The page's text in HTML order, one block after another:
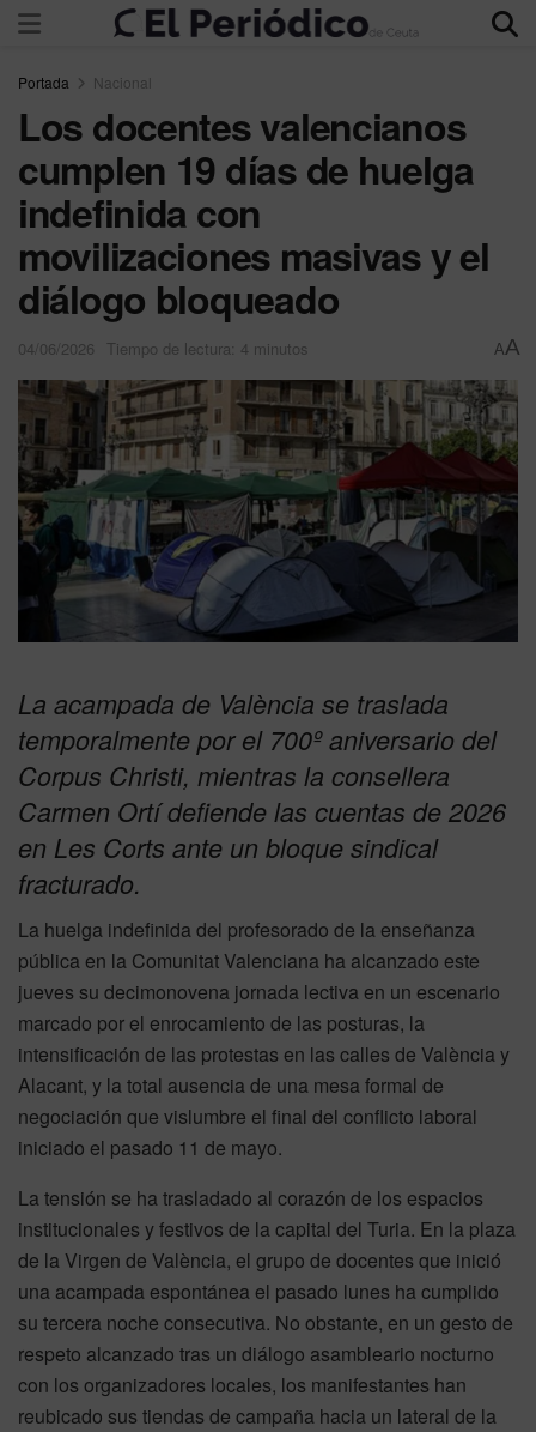
Portada Nacional
Los docentes valencianos
cumplen 19 días de huelga
indefinida con
movilizaciones masivas y el
diálogo bloqueado
04/06/2026 Tiempo de lectura: 4 minutos AA
La acampada de València se traslada
temporalmente por el 700º aniversario del
Corpus Christi, mientras la consellera
Carmen Ortí defiende las cuentas de 2026
en Les Corts ante un bloque sindical
fracturado.
La huelga indefinida del profesorado de la enseñanza
pública en la Comunitat Valenciana ha alcanzado este
jueves su decimonovena jornada lectiva en un escenario
marcado por el enrocamiento de las posturas, la
intensificación de las protestas en las calles de València y
Alacant, y la total ausencia de una mesa formal de
negociación que vislumbre el final del conflicto laboral
iniciado el pasado 11 de mayo.
La tensión se ha trasladado al corazón de los espacios
institucionales y festivos de la capital del Turia. En la plaza
de la Virgen de València, el grupo de docentes que inició
una acampada espontánea el pasado lunes ha cumplido
su tercera noche consecutiva. No obstante, en un gesto de
respeto alcanzado tras un diálogo asambleario nocturno
con los organizadores locales, los manifestantes han
reubicado sus tiendas de campaña hacia un lateral de la